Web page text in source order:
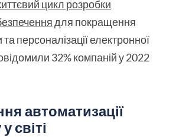
цикл розробки
для покращення
персоналізації електронної
32% компаній у 2022
автоматизації
світі